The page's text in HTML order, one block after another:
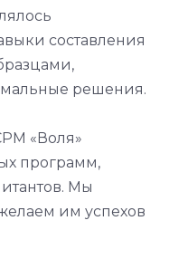
составления
решения.
«Воля»
программ,
Мы
им успехов